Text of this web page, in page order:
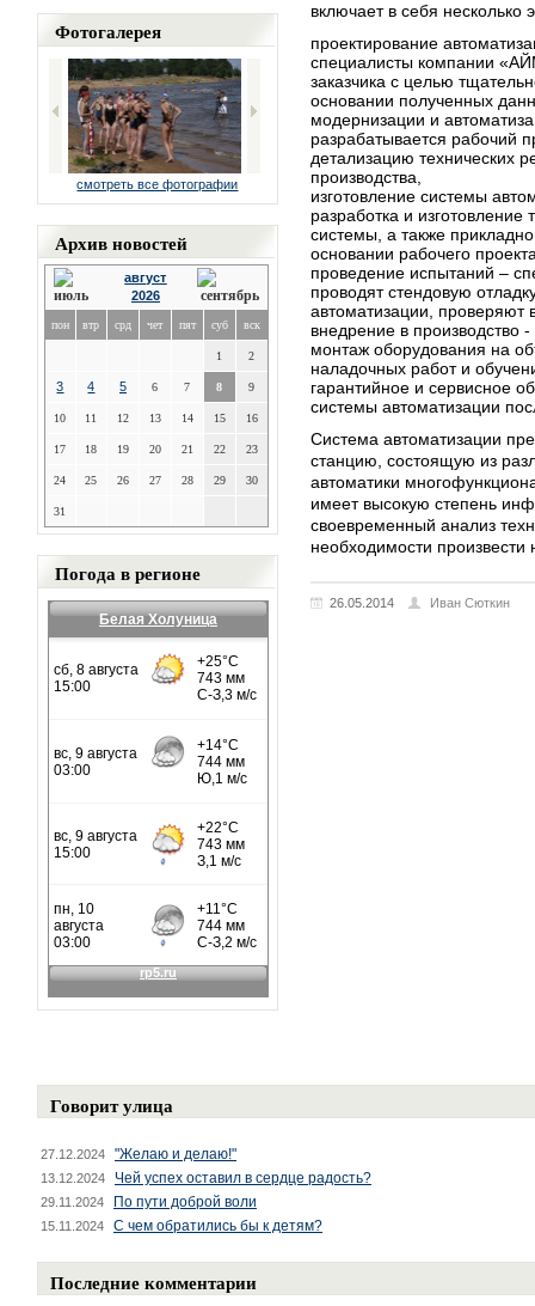
Фотогалерея
смотреть все фотографии
Архив новостей
август
2026
пон втр срд чет пят суб вск
1 2
3 4 5 6 7 8 9
10 11 12 13 14 15 16
17 18 19 20 21 22 23
24 25 26 27 28 29 30
31
Погода в регионе
Белая Холуница
включает в себя несколько
проектирование
специалисты компании
заказчика с целью
основании полученных
модернизации и
разрабатывается рабочий
детализацию технических
производства,
изготовление системы
разработка и изготовление
системы, а также
основании рабочего
проведение испытаний –
проводят стендовую
автоматизации, проверяют
внедрение в производство
монтаж оборудования на
наладочных работ и
гарантийное и сервисное
системы автоматизации
Система автоматизации
станцию, состоящую из
автоматики
имеет высокую степень
своевременный анализ
необходимости произвести
26.05.2014 Иван Сюткин
Говорит улица
27.12.2024 "Желаю и делаю!"
13.12.2024 Чей успех оставил в сердце радость?
29.11.2024 По пути доброй воли
15.11.2024 С чем обратились бы к детям?
Последние комментарии